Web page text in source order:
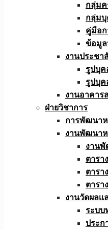
กลุ่มค
กลุ่มบุ
คู่มือก
ข้อมูล
งานประชา
รูปบุค
รูปบุค
งานอาคาร
ฝ่ายวิชาการ
การพัฒนาห
งานพัฒนา
งานพั
ตารา
ตารา
ตารา
งานวัดผลเ
ระบบ
ประก